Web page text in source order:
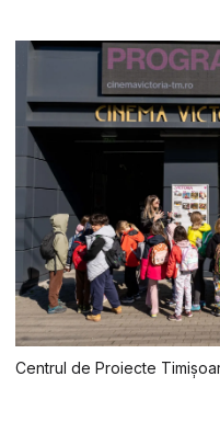
Centrul de Proiecte